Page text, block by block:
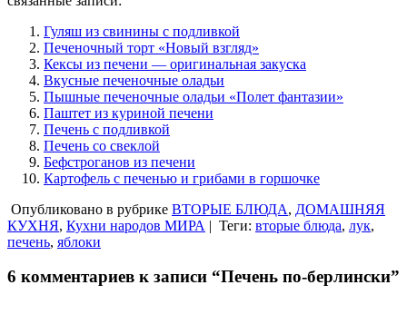
Гуляш из свинины с подливкой
Печеночный торт «Новый взгляд»
Кексы из печени — оригинальная закуска
Вкусные печеночные оладьи
Пышные печеночные оладьи «Полет фантазии»
Паштет из куриной печени
Печень с подливкой
Печень со свеклой
Бефстроганов из печени
Картофель с печенью и грибами в горшочке
Опубликовано в рубрике ВТОРЫЕ БЛЮДА, ДОМАШНЯЯ
КУХНЯ, Кухни народов МИРА | Теги: вторые блюда, лук,
печень, яблоки
6 комментариев к записи “Печень по-берлински”